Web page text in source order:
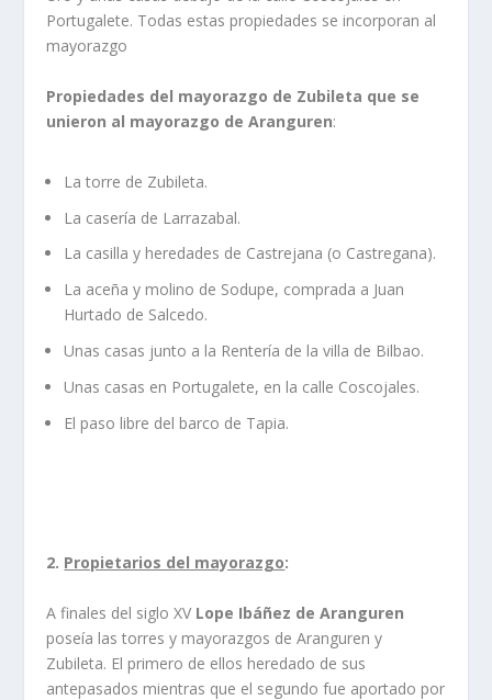
Portugalete. Todas estas propiedades se incorporan al
mayorazgo
Propiedades del mayorazgo de Zubileta que se
unieron al mayorazgo de Aranguren:
La torre de Zubileta.
La caserí­a de Larrazabal.
La casilla y heredades de Castrejana (o Castregana).
La aceña y molino de Sodupe, comprada a Juan
Hurtado de Salcedo.
Unas casas junto a la Renterí­a de la villa de Bilbao.
Unas casas en Portugalete, en la calle Coscojales.
El paso libre del barco de Tapia.
2. Propietarios del mayorazgo:
A finales del siglo XV Lope Ibáñez de Aranguren
poseí­a las torres y mayorazgos de Aranguren y
Zubileta. El primero de ellos heredado de sus
antepasados mientras que el segundo fue aportado por